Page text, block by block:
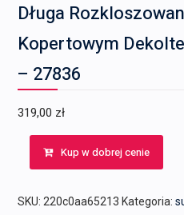
Długa
Kopertowym
– 27836
319,00 zł
Kup w dobrej cenie
SKU: 220c0aa65213 Kategoria: